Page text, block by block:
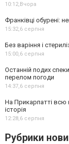
10:12,Вчора
Франківці обурені:
15:32,6 серпня
Без варіння і
15:00,6 серпня
Останній подих
перелом погоди
14:37,6 серпня
На Прикарпатті всю
історія
12:28,6 серпня
Рубрики